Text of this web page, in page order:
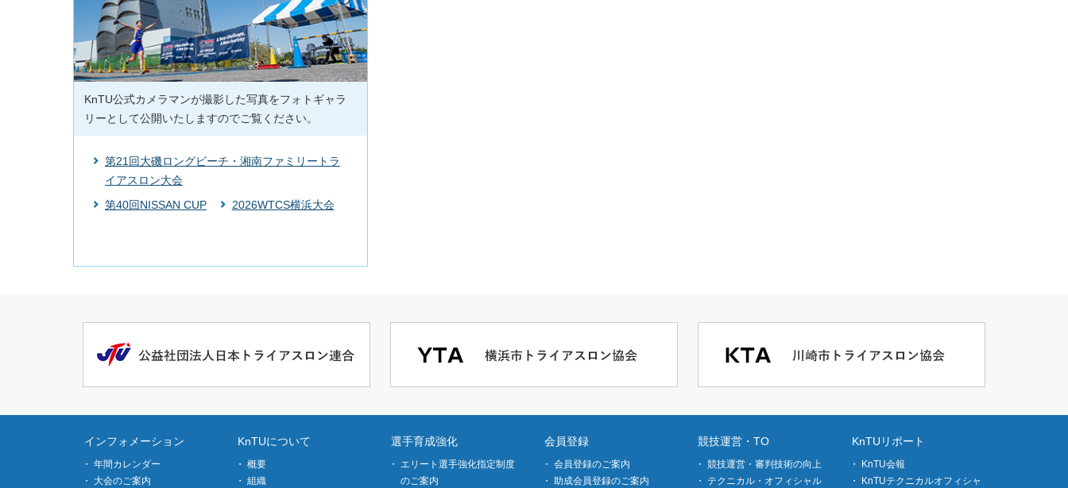
KnTU公式カメラマンが撮影した写真をフォトギャラ
リーとして公開いたしますのでご覧ください。
第21回大磯ロングビーチ・湘南ファミリートラ
イアスロン大会
第40回NISSAN CUP
2026WTCS横浜大会
インフォメーション
年間カレンダー
大会のご案内
KnTUについて
概要
組織
選手育成強化
エリート選手強化指定制度
のご案内
会員登録
会員登録のご案内
助成会員登録のご案内
競技運営・TO
競技運営・審判技術の向上
テクニカル・オフィシャル
KnTUリポート
KnTU会報
KnTUテクニカルオフィシャ